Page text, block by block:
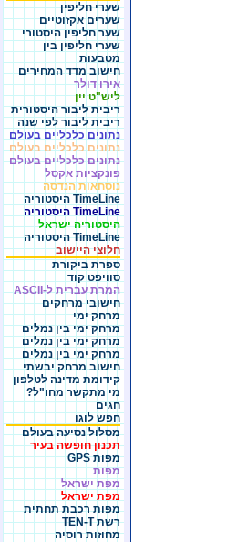
שערי חליפין
שערים אקזוטיים
שער חליפין היסטורי
שערי חליפין בין
מטבעות
חישוב מדד המחירים
אירו דולר
ליש"ט יין
ריבית ליבור היסטורית
ריבית ליבור לפי שנה
נתונים כלכליים בעולם
נתונים כלכליים בעולם
נתונים כלכליים בעולם
פונקציות אקסל
נוסחאות הנדסה
TimeLine היסטוריה
TimeLine היסטוריה
היסטוריה ישראל
TimeLine היסטוריה
חלוצי היישוב
ספרת ביקורת
סוויפט קוד
המרת עברית ל-ASCII
חישובי מרחקים
מרחק ימי
מרחק ימי בין נמלים
מרחק ימי בין נמלים
מרחק ימי בין נמלים
חישוב מרחק יבשתי
קידומת מדינה לטלפון
מי מתקשר מחו"ל?
חגים
חפש לוגו
מסלול נסיעה בעולם
תכנון חופשה בעיר
מפות GPS
מפות
מפת ישראל
מפת ישראל
מפות רכבת תחתית
רשת TEN-T
מחוזות רוסיה